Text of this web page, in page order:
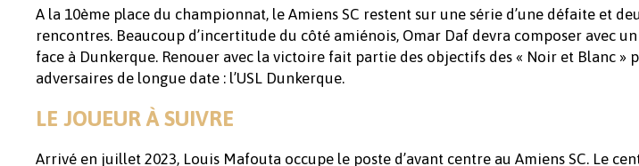
A la 10ème place du championnat, le Amiens SC restent sur une série d’une défaite et
rencontres. Beaucoup d’incertitude du côté amiénois, Omar Daf devra composer avec
face à Dunkerque. Renouer avec la victoire fait partie des objectifs des « Noir et Blanc »
adversaires de longue date : l’USL Dunkerque.
LE JOUEUR À SUIVRE
Arrivé en juillet 2023, Louis Mafouta occupe le poste d’avant centre au Amiens SC. Le